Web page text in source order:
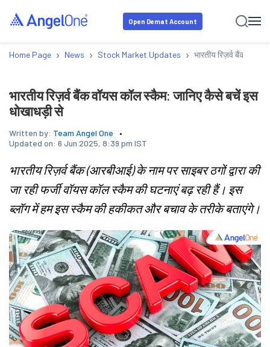
Open Demat Account
Home Page › News › Stock Market Updates › भारतीय रिज़र्व बैंक
भारतीय रिज़र्व बैंक वॉयस कॉल स्कैम: जानिए कैसे बचें इस
धोखाधड़ी से
Written by: Team Angel One
Updated on: 6 Jun 2025, 8:39 pm IST
भारतीय रिज़र्व बैंक (आरबीआई) के नाम पर साइबर ठगों द्वारा की
जा रही फर्जी वॉयस कॉल स्कैम की घटनाएं बढ़ रही हैं। इस
ब्लॉग में हम इस स्कैम की हकीकत और बचाव के तरीके बताएंगे।